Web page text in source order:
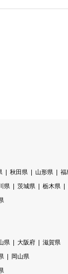
秋田県 山形県 福
県 茨城県 栃木県
県 大阪府
滋賀県
岡山県